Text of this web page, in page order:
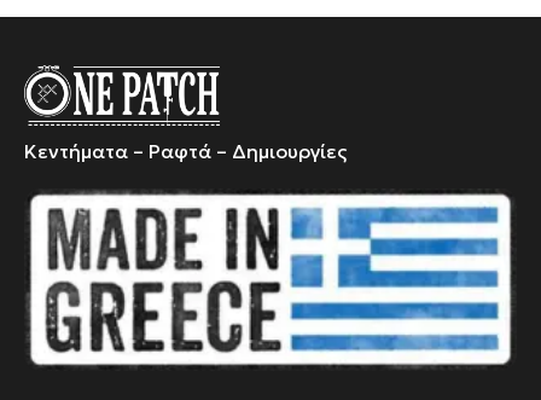
Οι
μπορούν
να
επιλεγούν
στη
σελίδα
του
Κεντήματα – Ραφτά – Δημιουργίες